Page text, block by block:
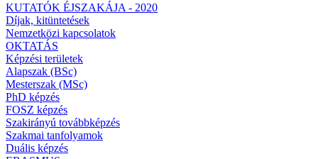
KUTATÓK ÉJSZAKÁJA - 2020
Díjak, kitüntetések
Nemzetközi kapcsolatok
OKTATÁS
Képzési területek
Alapszak (BSc)
Mesterszak (MSc)
PhD képzés
FOSZ képzés
Szakirányú továbbképzés
Szakmai tanfolyamok
Duális képzés